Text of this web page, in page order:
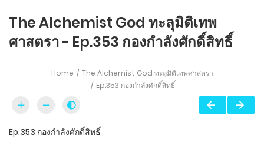
The Alchemist God ทะลุมิติเทพ
ศาสตรา - Ep.353 กองกำลังศักดิ์สิทธิ์
Home
The Alchemist God ทะลุมิติเทพศาสตรา
Ep.353 กองกำลังศักดิ์สิทธิ์
Ep.353 กองกำลังศักดิ์สิทธิ์